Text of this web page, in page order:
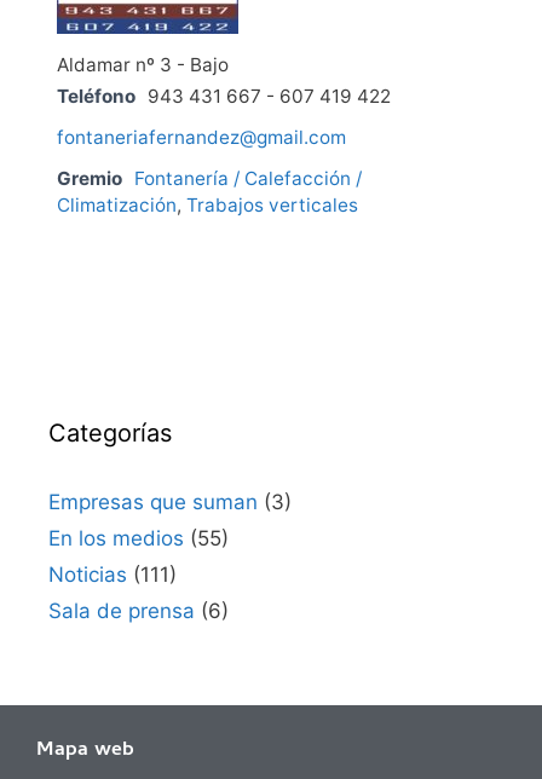
Aldamar nº 3 - Bajo
Teléfono 943 431 667 - 607 419 422
fontaneriafernandez@gmail.com
Gremio Fontanería / Calefacción /
Climatización, Trabajos verticales
Categorías
Empresas que suman (3)
En los medios (55)
Noticias (111)
Sala de prensa (6)
Mapa web